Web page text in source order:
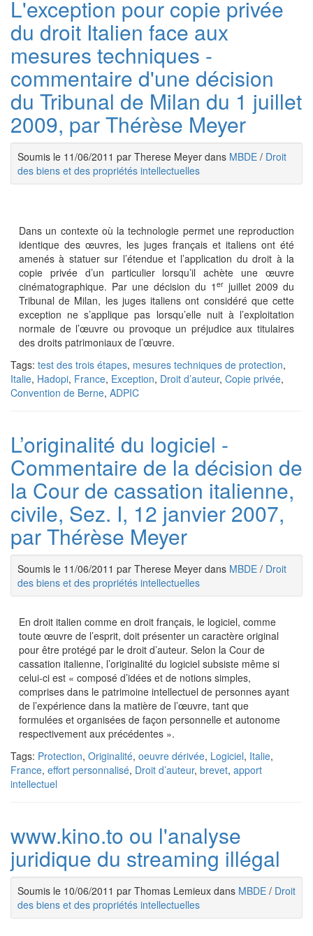
L'exception pour copie privée
du droit Italien face aux
mesures techniques -
commentaire d'une décision
du Tribunal de Milan du 1 juillet
2009, par Thérèse Meyer
Soumis le 11/06/2011 par Therese Meyer dans MBDE / Droit
des biens et des propriétés intellectuelles
Dans un contexte où la technologie permet une reproduction
identique des œuvres, les juges français et italiens ont été
amenés à statuer sur l’étendue et l’application du droit à la
copie privée d’un particulier lorsqu’il achète une œuvre
cinématographique. Par une décision du 1 er juillet 2009 du
Tribunal de Milan, les juges italiens ont considéré que cette
exception ne s’applique pas lorsqu’elle nuit à l’exploitation
normale de l’œuvre ou provoque un préjudice aux titulaires
des droits patrimoniaux de l’œuvre.
Tags: test des trois étapes, mesures techniques de protection,
Italie, Hadopi, France, Exception, Droit d’auteur, Copie privée,
Convention de Berne, ADPIC
L’originalité du logiciel -
Commentaire de la décision de
la Cour de cassation italienne,
civile, Sez. I, 12 janvier 2007,
par Thérèse Meyer
Soumis le 11/06/2011 par Therese Meyer dans MBDE / Droit
des biens et des propriétés intellectuelles
En droit italien comme en droit français, le logiciel, comme
toute œuvre de l’esprit, doit présenter un caractère original
pour être protégé par le droit d’auteur. Selon la Cour de
cassation italienne, l’originalité du logiciel subsiste même si
celui-ci est « composé d’idées et de notions simples,
comprises dans le patrimoine intellectuel de personnes ayant
de l’expérience dans la matière de l’œuvre, tant que
formulées et organisées de façon personnelle et autonome
respectivement aux précédentes ».
Tags: Protection, Originalité, oeuvre dérivée, Logiciel, Italie,
France, effort personnalisé, Droit d’auteur, brevet, apport
intellectuel
www.kino.to ou l'analyse
juridique du streaming illégal
Soumis le 10/06/2011 par Thomas Lemieux dans MBDE / Droit
des biens et des propriétés intellectuelles